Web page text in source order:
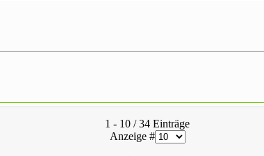
Limite der Paginierungsliste
1 - 10 / 34 Einträge
Anzeige #